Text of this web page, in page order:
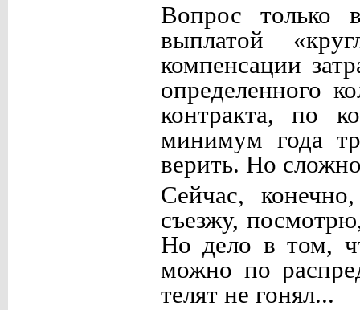
Вопрос только
выплатой
компенсации
определенного
контракта, по
минимум года
верить. Но
Сейчас,
съезжу,
Но дело в том,
можно по
телят не гонял...